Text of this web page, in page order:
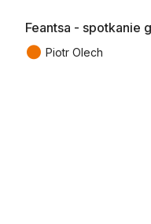
Feantsa - spotkanie
● Piotr Olech